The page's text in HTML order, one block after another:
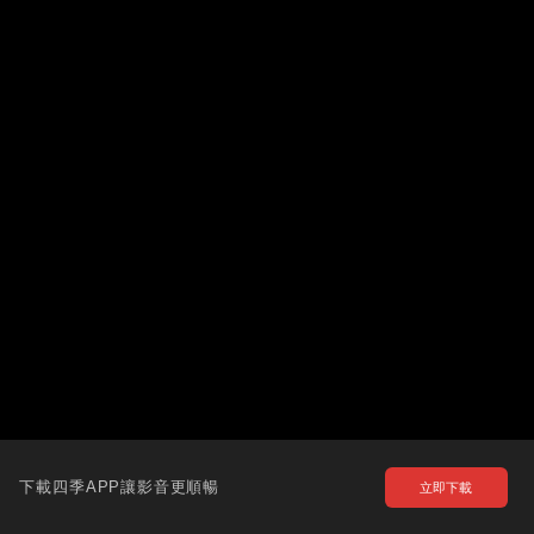
下載四季APP讓影音更順暢 立即下載